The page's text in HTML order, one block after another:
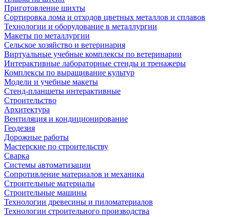
Приготовление шихты
Сортировка лома и отходов цветных металлов и сплавов
Технологии и оборудование в металлургии
Макеты по металлургии
Сельское хозяйство и ветеринария
Виртуальные учебные комплексы по ветеринарии
Интерактивные лабораторные стенды и тренажеры
Комплексы по выращивание культур
Модели и учебные макеты
Стенд-планшеты интерактивные
Строительство
Архитектура
Вентиляция и кондиционирование
Геодезия
Дорожные работы
Мастерские по строительству
Сварка
Системы автоматизации
Сопротивление материалов и механика
Строительные материалы
Строительные машины
Технологии древесины и пиломатериалов
Технологии строительного производства